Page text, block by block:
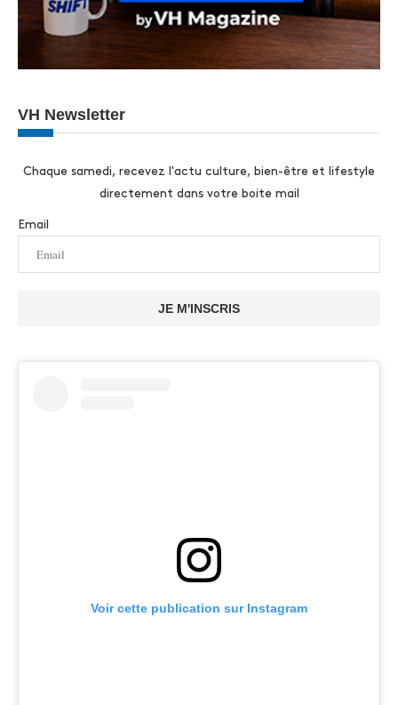
VH Newsletter
Chaque samedi, recevez l'actu culture, bien-être et lifestyle
directement dans votre boite mail
Email
JE M'INSCRIS
Voir cette publication sur Instagram